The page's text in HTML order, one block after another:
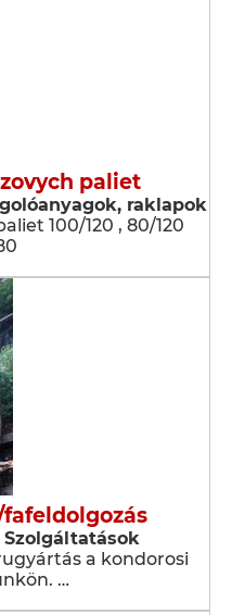
paliet
raklapok
100/120 , 80/120
a kondorosi
…